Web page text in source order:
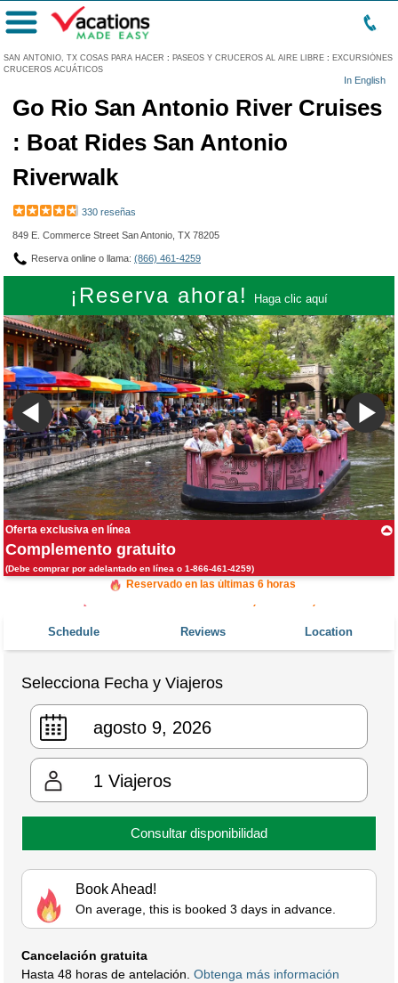
SAN ANTONIO, TX COSAS PARA HACER : PASEOS Y CRUCEROS AL AIRE LIBRE : EXCURSIÓNES
CRUCEROS ACUÁTICOS
In English
Menú
Go Rio San Antonio River Cruises
: Boat Rides San Antonio
Riverwalk
330 reseñas
849 E. Commerce Street San Antonio, TX 78205
Reserva online o llama: (866) 461-4259
¡Reserva ahora! Haga clic aquí
Oferta exclusiva en línea
Complemento gratuito
(Debe comprar por adelantado en línea o 1-866-461-4259)
Schedule Reviews Location
Selecciona Fecha y Viajeros
1 Viajeros
Consultar disponibilidad
Book Ahead!
On average, this is booked 3 days in advance.
Cancelación gratuita
Hasta 48 horas de antelación. Obtenga más información